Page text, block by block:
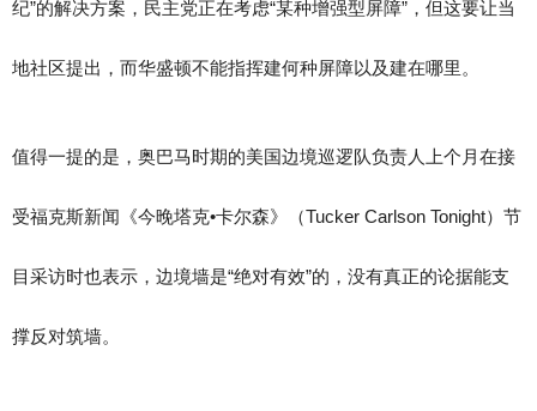
纪”的解决方案，民主党正在考虑“某种增强型屏障”，但这要让当
地社区提出，而华盛顿不能指挥建何种屏障以及建在哪里。
值得一提的是，奥巴马时期的美国边境巡逻队负责人上个月在接
受福克斯新闻《今晚塔克•卡尔森》（Tucker Carlson Tonight）节
目采访时也表示，边境墙是“绝对有效”的，没有真正的论据能支
撑反对筑墙。